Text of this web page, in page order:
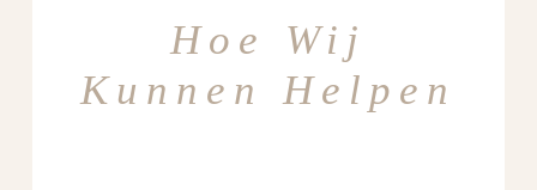
Hoe Wij
Kunnen Helpen